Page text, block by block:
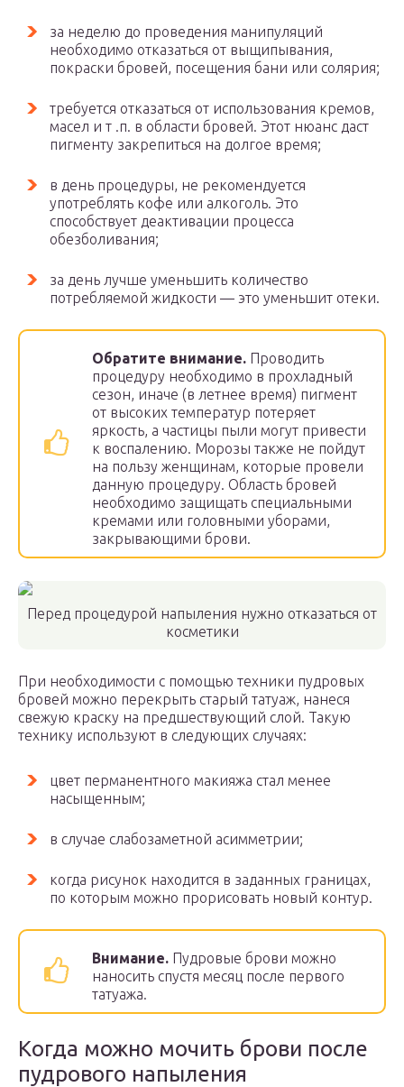
за неделю до проведения манипуляций
необходимо отказаться от выщипывания,
покраски бровей, посещения бани или солярия;
требуется отказаться от использования кремов,
масел и т .п. в области бровей. Этот нюанс даст
пигменту закрепиться на долгое время;
в день процедуры, не рекомендуется
употреблять кофе или алкоголь. Это
способствует деактивации процесса
обезболивания;
за день лучше уменьшить количество
потребляемой жидкости — это уменьшит отеки.
Обратите внимание. Проводить
процедуру необходимо в прохладный
сезон, иначе (в летнее время) пигмент
от высоких температур потеряет
яркость, а частицы пыли могут привести
к воспалению. Морозы также не пойдут
на пользу женщинам, которые провели
данную процедуру. Область бровей
необходимо защищать специальными
кремами или головными уборами,
закрывающими брови.
Перед процедурой напыления нужно отказаться от
косметики
При необходимости с помощью техники пудровых
бровей можно перекрыть старый татуаж, нанеся
свежую краску на предшествующий слой. Такую
технику используют в следующих случаях:
цвет перманентного макияжа стал менее
насыщенным;
в случае слабозаметной асимметрии;
когда рисунок находится в заданных границах,
по которым можно прорисовать новый контур.
Внимание. Пудровые брови можно
наносить спустя месяц после первого
татуажа.
Когда можно мочить брови после
пудрового напыления